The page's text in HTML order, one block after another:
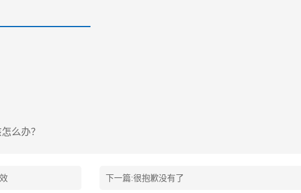
么办？
下一篇:很抱歉没有了